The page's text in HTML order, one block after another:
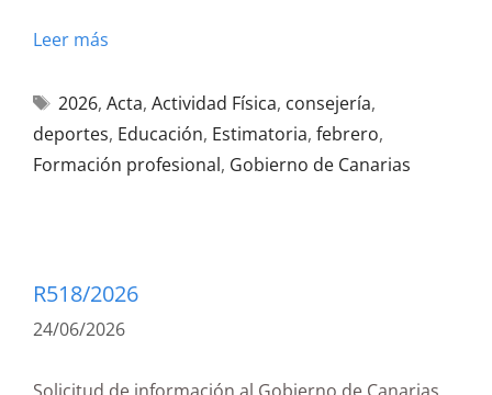
Leer más
2026, Acta, Actividad Física, consejería,
deportes, Educación, Estimatoria, febrero,
Formación profesional, Gobierno de Canarias
R518/2026
24/06/2026